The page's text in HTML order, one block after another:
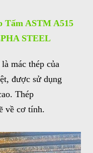
Tấm ASTM A515
STEEL
là mác thép của
được sử dụng
Thép
về cơ tính.